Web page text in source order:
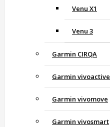
Venu X1
Venu 3
Garmin CIRQA
Garmin vivoactive
Garmin vivomove
Garmin vivosmart